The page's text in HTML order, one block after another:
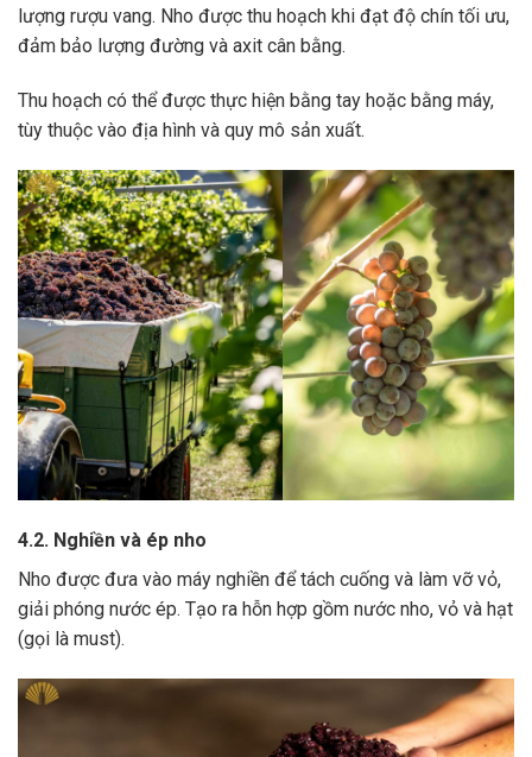
lượng rượu vang. Nho được thu hoạch khi đạt độ chín tối ưu,
đảm bảo lượng đường và axit cân bằng.
Thu hoạch có thể được thực hiện bằng tay hoặc bằng máy,
tùy thuộc vào địa hình và quy mô sản xuất.
4.2. Nghiền và ép nho
Nho được đưa vào máy nghiền để tách cuống và làm vỡ vỏ,
giải phóng nước ép. Tạo ra hỗn hợp gồm nước nho, vỏ và hạt
(gọi là must).